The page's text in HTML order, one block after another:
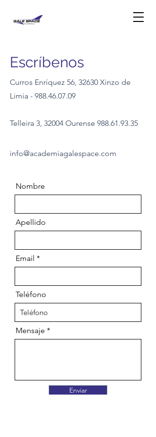
Escríbenos
Curros Enríquez 56, 32630 Xinzo de
Limia - 988.46.07.09
Telleira 3, 32004 Ourense 988.61.93.35
info@academiagalespace.com
Nombre
Apellido
Email
Teléfono
Mensaje
Enviar